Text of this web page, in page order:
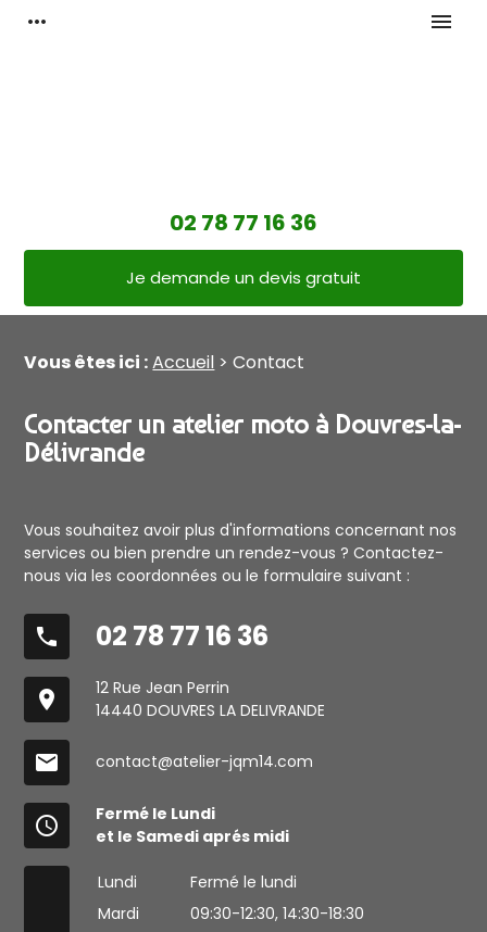
more_horiz menu
02 78 77 16 36
Je demande un devis gratuit
Vous êtes ici :Accueil > Contact
Contacter un atelier moto à Douvres-la-
Délivrande
Vous souhaitez avoir plus d'informations concernant nos
services ou bien prendre un rendez-vous ? Contactez-
nous via les coordonnées ou le formulaire suivant :
phone 02 78 77 16 36
place
12 Rue Jean Perrin
14440 DOUVRES LA DELIVRANDE
mail contact@atelier-jqm14.com
access_time
Fermé le Lundi
et le Samedi aprés midi
Lundi
Fermé le lundi
Mardi
09:30-12:30,14:30-18:30